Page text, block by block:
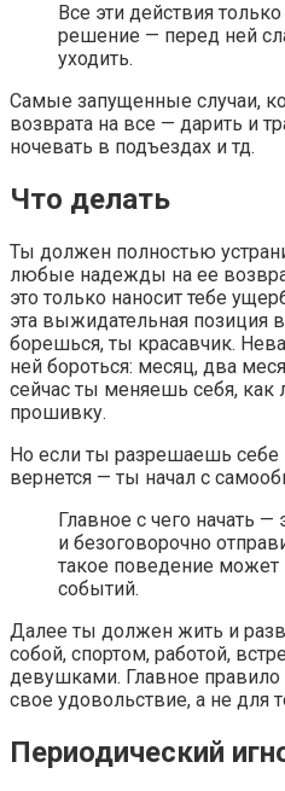
Все эти действия
решение — перед ней
уходить.
Самые запущенные случаи,
возврата на все — дарить и
ночевать в подъездах и тд.
Что делать
Ты должен полностью
любые надежды на ее
это только наносит тебе
эта выжидательная позиция
борешься, ты красавчик.
ней бороться: месяц, два
сейчас ты меняешь себя,
прошивку.
Но если ты разрешаешь себе
вернется — ты начал с
Главное с чего начать
и безоговорочно
такое поведение может
событий.
Далее ты должен жить и
собой, спортом, работой,
девушками. Главное правило
свое удовольствие, а не для
Периодический